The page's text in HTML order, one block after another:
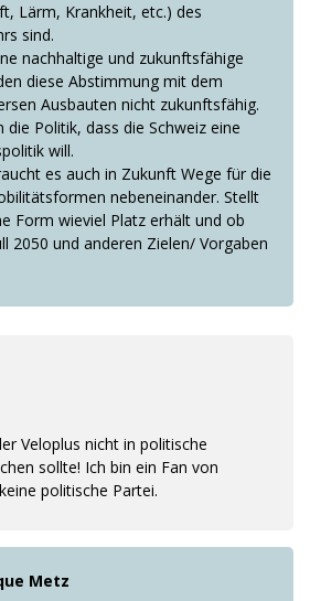
Lärm, Krankheit, etc.) des
sind.
nachhaltige und zukunftsfähige
diese Abstimmung mit dem
Ausbauten nicht zukunftsfähig.
die Politik, dass die Schweiz eine
will.
es auch in Zukunft Wege für die
nebeneinander. Stellt
Form wieviel Platz erhält und ob
2050 und anderen Zielen/ Vorgaben
Veloplus nicht in politische
sollte! Ich bin ein Fan von
politische Partei.
Metz